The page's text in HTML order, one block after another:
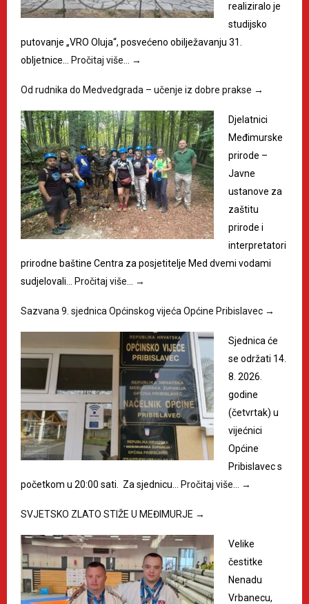
realiziralo je
studijsko
putovanje „VRO Oluja“, posvećeno obilježavanju 31.
obljetnice…
Pročitaj više… →
Od rudnika do Medvedgrada – učenje iz dobre prakse →
Djelatnici
Međimurske
prirode –
Javne
ustanove za
zaštitu
prirode i
interpretatori
prirodne baštine Centra za posjetitelje Med dvemi vodami
sudjelovali…
Pročitaj više… →
Sazvana 9. sjednica Općinskog vijeća Općine Pribislavec →
Sjednica će
se održati 14.
8. 2026.
godine
(četvrtak) u
vijećnici
Općine
Pribislavec s
početkom u 20:00 sati. Za sjednicu…
Pročitaj više… →
SVJETSKO ZLATO STIŽE U MEĐIMURJE →
Velike
čestitke
Nenadu
Vrbanecu,